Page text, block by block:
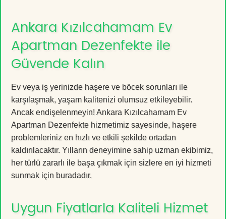
Ankara Kızılcahamam Ev
Apartman Dezenfekte ile
Güvende Kalın
Ev veya iş yerinizde haşere ve böcek sorunları ile
karşılaşmak, yaşam kalitenizi olumsuz etkileyebilir.
Ancak endişelenmeyin! Ankara Kızılcahamam Ev
Apartman Dezenfekte hizmetimiz sayesinde, haşere
problemleriniz en hızlı ve etkili şekilde ortadan
kaldırılacaktır. Yılların deneyimine sahip uzman ekibimiz,
her türlü zararlı ile başa çıkmak için sizlere en iyi hizmeti
sunmak için buradadır.
Uygun Fiyatlarla Kaliteli Hizmet